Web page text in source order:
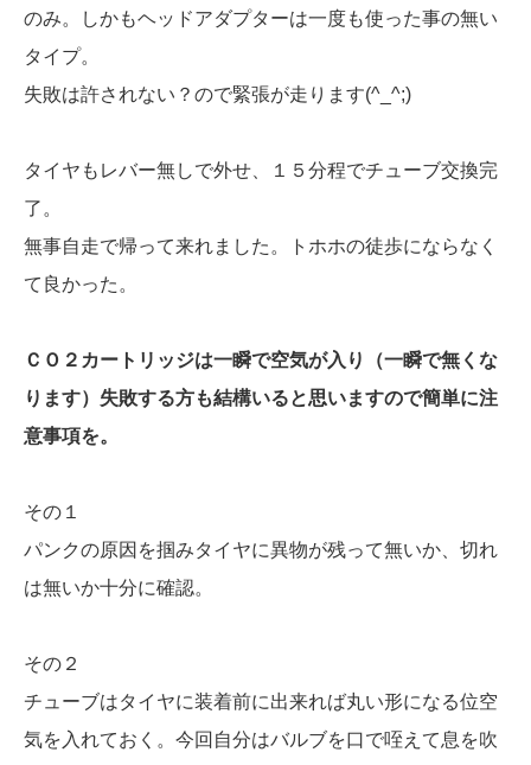
のみ。しかもヘッドアダプターは一度も使った事の無い
タイプ。
失敗は許されない？ので緊張が走ります(^_^;)
タイヤもレバー無しで外せ、１５分程でチューブ交換完
了。
無事自走で帰って来れました。トホホの徒歩にならなく
て良かった。
ＣＯ２カートリッジは一瞬で空気が入り（一瞬で無くな
ります）失敗する方も結構いると思いますので簡単に注
意事項を。
その１
パンクの原因を掴みタイヤに異物が残って無いか、切れ
は無いか十分に確認。
その２
チューブはタイヤに装着前に出来れば丸い形になる位空
気を入れておく。今回自分はバルブを口で咥えて息を吹